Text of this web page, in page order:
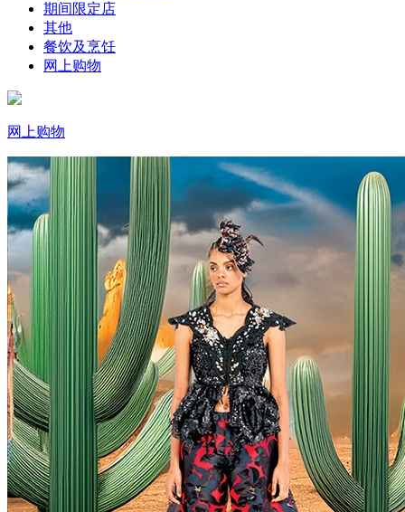
期间限定店
其他
餐饮及烹饪
网上购物
网上购物